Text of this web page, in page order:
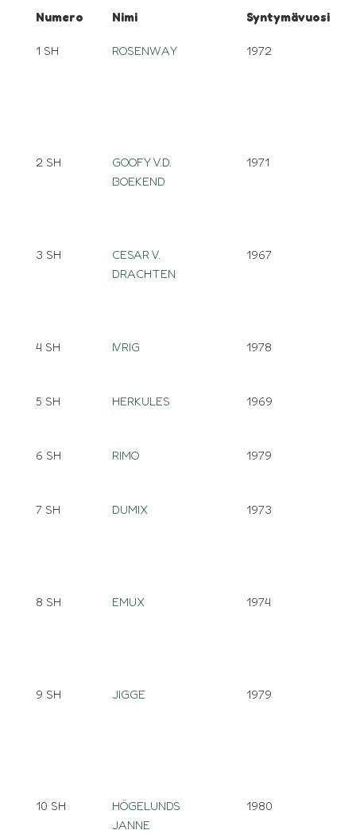
Numero Nimi Syntymävuosi
1 SH ROSENWAY 1972
2 SH
GOOFY V.D.
BOEKEND
1971
3 SH
CESAR V.
DRACHTEN
1967
4 SH IVRIG 1978
5 SH HERKULES 1969
6 SH RIMO 1979
7 SH DUMIX 1973
8 SH EMUX 1974
9 SH JIGGE 1979
10 SH
HÖGELUNDS
JANNE
1980